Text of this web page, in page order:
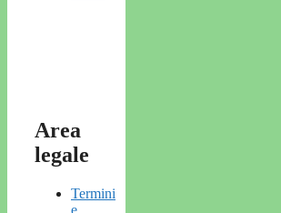
Area
legale
Termini
e